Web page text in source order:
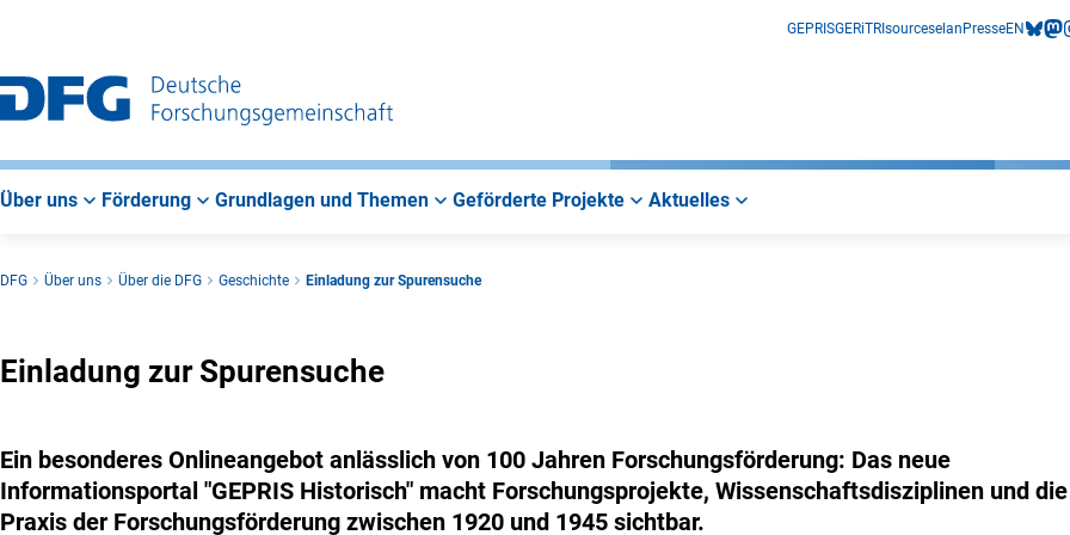
GEPRISGERiTRIsourceselan PresseEN
Über uns Förderung Grundlagen und Themen Geförderte Projekte Aktuelles
DFG Über uns Über die DFG Geschichte Einladung zur Spurensuche
Einladung zur Spurensuche
Ein besonderes Onlineangebot anlässlich von 100 Jahren Forschungsförderung: Das neue
Informationsportal "GEPRIS Historisch" macht Forschungsprojekte, Wissenschaftsdisziplinen und die
Praxis der Forschungsförderung zwischen 1920 und 1945 sichtbar.